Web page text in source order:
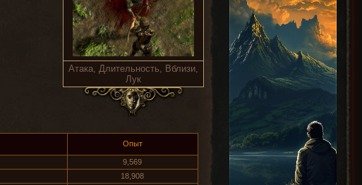
Атака, Длительность, Вблизи,
Лук
Опыт
9,569
18,908